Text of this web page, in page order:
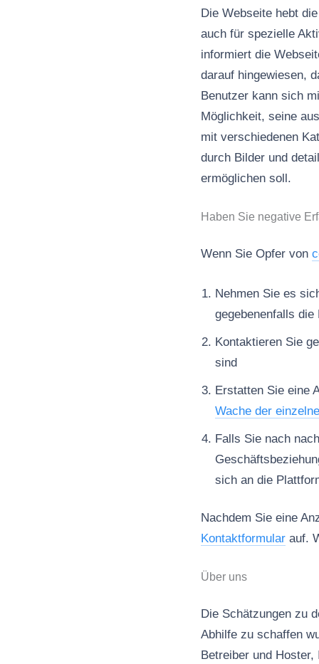
Die Webseite hebt
auch für spezielle
informiert die
darauf hingewiesen,
Benutzer kann sich
Möglichkeit, seine
mit verschiedenen
durch Bilder und
ermöglichen soll.
Haben Sie negative
Wenn Sie Opfer von
Nehmen Sie es
gegebenenfalls
Kontaktieren Sie
sind
Erstatten Sie eine
Wache der
Falls Sie nach
sich an die
Nachdem Sie eine
Kontaktformular auf.
Über uns
Die Schätzungen zu
Abhilfe zu schaffen
Betreiber und